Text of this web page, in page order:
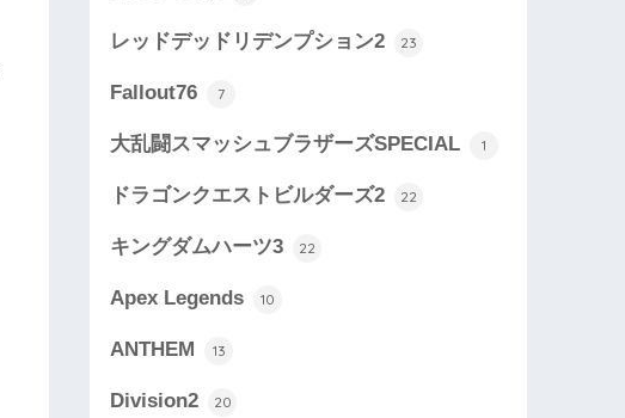
レッドデッドリデンプション2 23
Fallout76 7
大乱闘スマッシュブラザーズSPECIAL 1
ドラゴンクエストビルダーズ2 22
キングダムハーツ3 22
Apex Legends 10
ANTHEM 13
Division2 20